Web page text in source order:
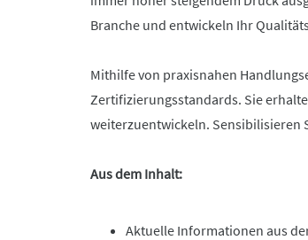
Branche und entwickeln Ihr
Mithilfe von praxisnahen
Zertifizierungsstandards. Sie
weiterzuentwickeln. Sensibilisieren
Aus dem Inhalt:
Aktuelle Informationen aus